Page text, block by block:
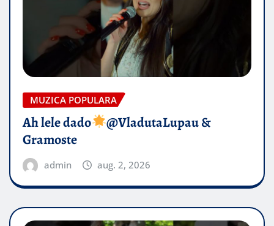
MUZICA POPULARA
Ah lele dado​
@VladutaLupau &
Gramoste
admin aug. 2, 2026